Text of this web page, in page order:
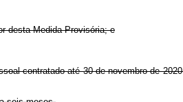
desta Medida Provisória; e
contratado até 30 de novembro de